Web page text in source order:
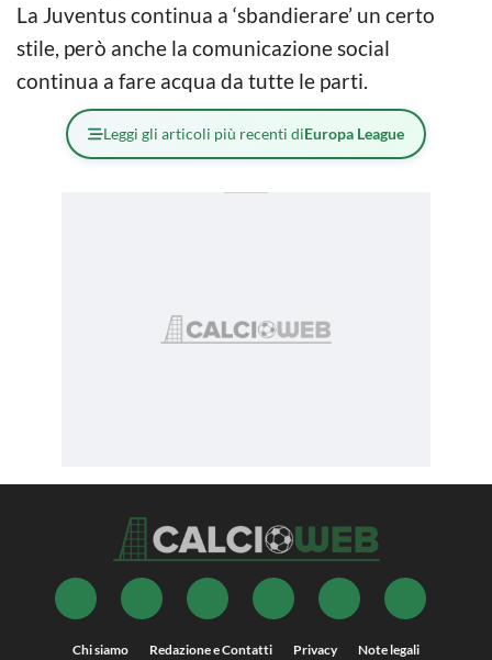
La Juventus continua a ‘sbandierare’ un certo
stile, però anche la comunicazione social
continua a fare acqua da tutte le parti.
Leggi gli articoli più recenti diEuropa League
Chi siamo Redazione e Contatti Privacy Note legali